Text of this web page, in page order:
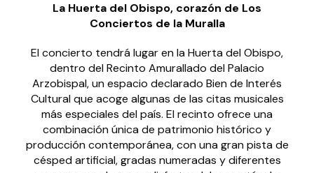
La Huerta del Obispo, corazón de Los
Conciertos de la Muralla
El concierto tendrá lugar en la Huerta del Obispo,
dentro del Recinto Amurallado del Palacio
Arzobispal, un espacio declarado Bien de Interés
Cultural que acoge algunas de las citas musicales
más especiales del país. El recinto ofrece una
combinación única de patrimonio histórico y
producción contemporánea, con una gran pista de
césped artificial, gradas numeradas y diferentes